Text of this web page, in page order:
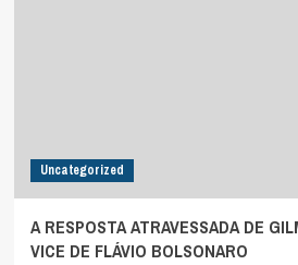
Uncategorized
A RESPOSTA ATRAVESSADA DE
VICE DE FLÁVIO BOLSONARO